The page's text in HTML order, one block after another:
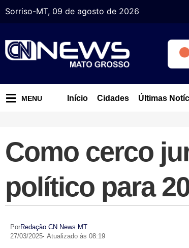
Sorriso-MT, 09 de agosto de 2026
MENU Início Cidades Últimas
Como cerco
político para
PorRedação CN News MT
27/03/2025 Atualizado às 08:19